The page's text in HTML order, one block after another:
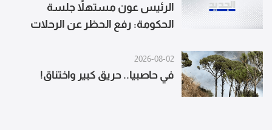
الرئيس عون مستهلاً جلسة
الحكومة: رفع الحظر عن الرحلات
زيارة واشنطن
2026-08-02
في حاصبيا.. حريق كبير واختناق!